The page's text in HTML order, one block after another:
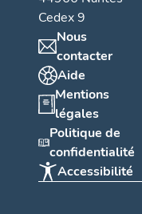
Cedex 9
Nous
contacter
Aide
Mentions
légales
Politique de
confidentialité
Accessibilité